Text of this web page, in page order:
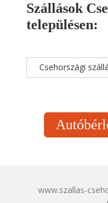
Szállások
településen:
Csehországi
www.szallas-